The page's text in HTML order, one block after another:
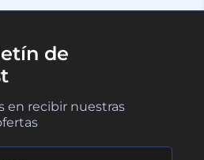
de
en recibir nuestras